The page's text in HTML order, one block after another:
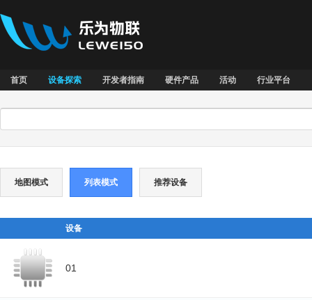
首页 设备探索 开发者指南 硬件产品 活动 行业平台
地图模式 列表模式 推荐设备
设备
01